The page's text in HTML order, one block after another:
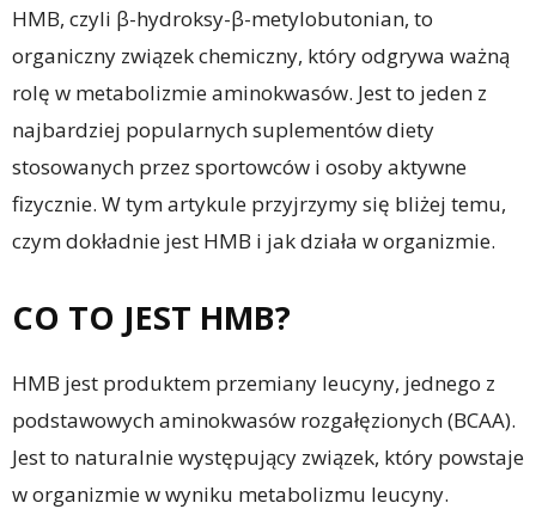
HMB, czyli β-hydroksy-β-metylobutonian, to
organiczny związek chemiczny, który odgrywa ważną
rolę w metabolizmie aminokwasów. Jest to jeden z
najbardziej popularnych suplementów diety
stosowanych przez sportowców i osoby aktywne
fizycznie. W tym artykule przyjrzymy się bliżej temu,
czym dokładnie jest HMB i jak działa w organizmie.
CO TO JEST HMB?
HMB jest produktem przemiany leucyny, jednego z
podstawowych aminokwasów rozgałęzionych (BCAA).
Jest to naturalnie występujący związek, który powstaje
w organizmie w wyniku metabolizmu leucyny.